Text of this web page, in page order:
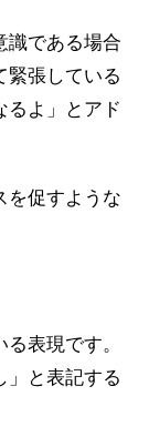
識である場合
緊張している
るよ」とアド
を促すような
表現です。
」と表記する